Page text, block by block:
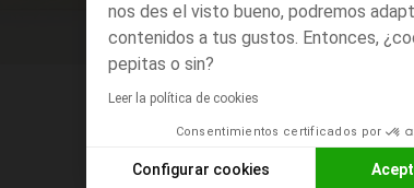
nos des el visto bueno, podremos
contenidos a tus gustos. Entonces,
pepitas o sin?
Leer la política de cookies
Consentimientos certificados por
Configurar cookies